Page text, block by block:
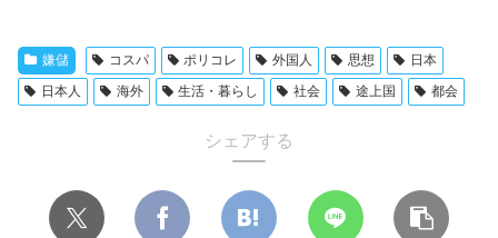
嫌儲 コスパ ポリコレ 外国人 思想
日本
日本人
海外 生活・暮らし 社会 途上国 都会
シェアする